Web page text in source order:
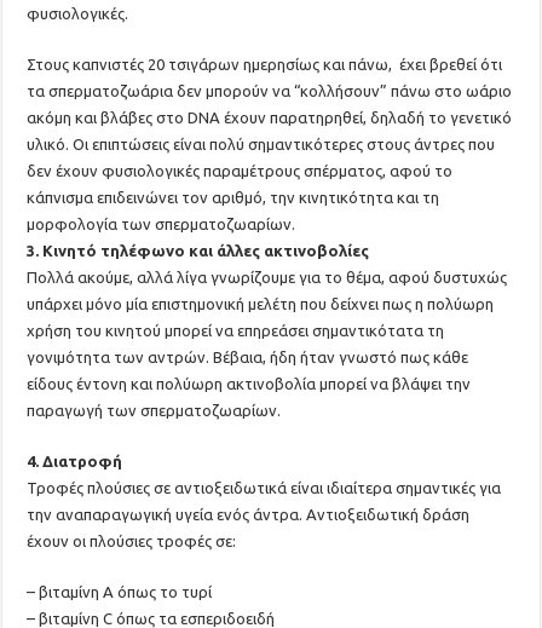
φυσιολογικές.
Στους καπνιστές 20 τσιγάρων ημερησίως και πάνω, έχει βρεθεί ότι
τα σπερματοζωάρια δεν μπορούν να “κολλήσουν” πάνω στο ωάριο
ακόμη και βλάβες στο DNA έχουν παρατηρηθεί, δηλαδή το γενετικό
υλικό. Οι επιπτώσεις είναι πολύ σημαντικότερες στους άντρες που
δεν έχουν φυσιολογικές παραμέτρους σπέρματος, αφού το
κάπνισμα επιδεινώνει τον αριθμό, την κινητικότητα και τη
μορφολογία των σπερματοζωαρίων.
3. Κινητό τηλέφωνο και άλλες ακτινοβολίες
Πολλά ακούμε, αλλά λίγα γνωρίζουμε για το θέμα, αφού δυστυχώς
υπάρχει μόνο μία επιστημονική μελέτη που δείχνει πως η πολύωρη
χρήση του κινητού μπορεί να επηρεάσει σημαντικότατα τη
γονιμότητα των αντρών. Βέβαια, ήδη ήταν γνωστό πως κάθε
είδους έντονη και πολύωρη ακτινοβολία μπορεί να βλάψει την
παραγωγή των σπερματοζωαρίων.
4. Διατροφή
Τροφές πλούσιες σε αντιοξειδωτικά είναι ιδιαίτερα σημαντικές για
την αναπαραγωγική υγεία ενός άντρα. Αντιοξειδωτική δράση
έχουν οι πλούσιες τροφές σε:
– βιταμίνη Α όπως το τυρί
– βιταμίνη C όπως τα εσπεριδοειδή